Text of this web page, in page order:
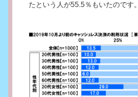
たという人が55.5％もいたのです。